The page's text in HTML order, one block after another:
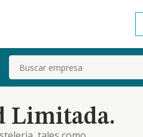
Buscar
Limitada.